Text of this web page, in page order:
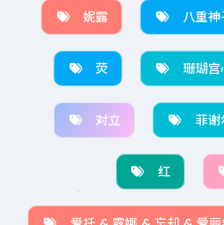
妮露 八重神
荧 珊瑚宫
对立 菲谢
红